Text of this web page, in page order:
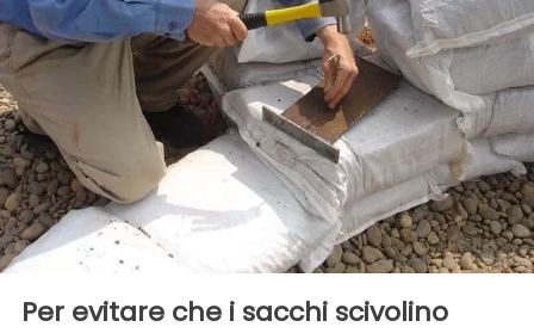
Per evitare che i sacchi scivolino